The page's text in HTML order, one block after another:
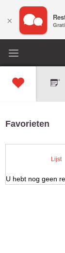
Favorieten
Lijst
U hebt nog geen
×